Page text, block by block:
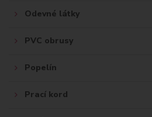
Odevné látky
PVC obrusy
Popelín
Prací kord